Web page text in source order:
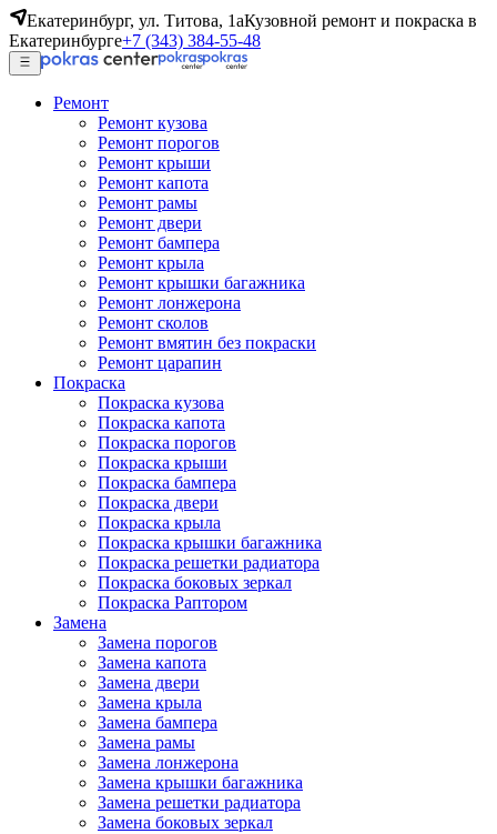
Екатеринбург, ул. Титова, 1аКузовной ремонт и покраска в
Екатеринбурге+7 (343) 384-55-48
Ремонт
Ремонт кузова
Ремонт порогов
Ремонт крыши
Ремонт капота
Ремонт рамы
Ремонт двери
Ремонт бампера
Ремонт крыла
Ремонт крышки багажника
Ремонт лонжерона
Ремонт сколов
Ремонт вмятин без покраски
Ремонт царапин
Покраска
Покраска кузова
Покраска капота
Покраска порогов
Покраска крыши
Покраска бампера
Покраска двери
Покраска крыла
Покраска крышки багажника
Покраска решетки радиатора
Покраска боковых зеркал
Покраска Раптором
Замена
Замена порогов
Замена капота
Замена двери
Замена крыла
Замена бампера
Замена рамы
Замена лонжерона
Замена крышки багажника
Замена решетки радиатора
Замена боковых зеркал